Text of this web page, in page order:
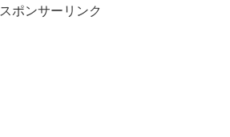
スポンサーリンク